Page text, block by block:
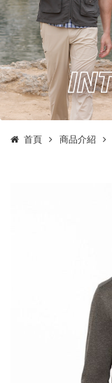
首頁 商品介紹